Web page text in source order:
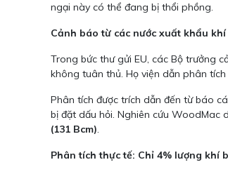
ngại này có thể đang bị thổi phồng.
Cảnh báo từ các nước xuất khẩu
Trong bức thư gửi EU, các Bộ trưởng
không tuân thủ. Họ viện dẫn phân
Phân tích được trích dẫn đến từ báo
bị đặt dấu hỏi. Nghiên cứu WoodMac
(131 Bcm).
Phân tích thực tế: Chỉ 4% lượng khí